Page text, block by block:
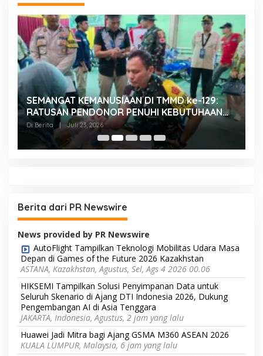
SEMANGAT KEMANUSIAAN DI TMMD ke-129:
RATUSAN PENDONOR PENUHI KEBUTUHAAN
STOK DARAH
Di Berita | Juli 23, 2026
Berita dari PR Newswire
News provided by PR Newswire
AutoFlight Tampilkan Teknologi Mobilitas Udara Masa
Depan di Games of the Future 2026 Kazakhstan
ASTANA, Kazakhstan, Agustus, Sel, Ags 4 2026 00.06
HIKSEMI Tampilkan Solusi Penyimpanan Data untuk
Seluruh Skenario di Ajang DTI Indonesia 2026, Dukung
Pengembangan AI di Asia Tenggara
JAKARTA, Indonesia, Agustus, 2 jam yang lalu
Huawei Jadi Mitra bagi Ajang GSMA M360 ASEAN 2026
KUALA LUMPUR, Malaysia, 6 jam yang lalu